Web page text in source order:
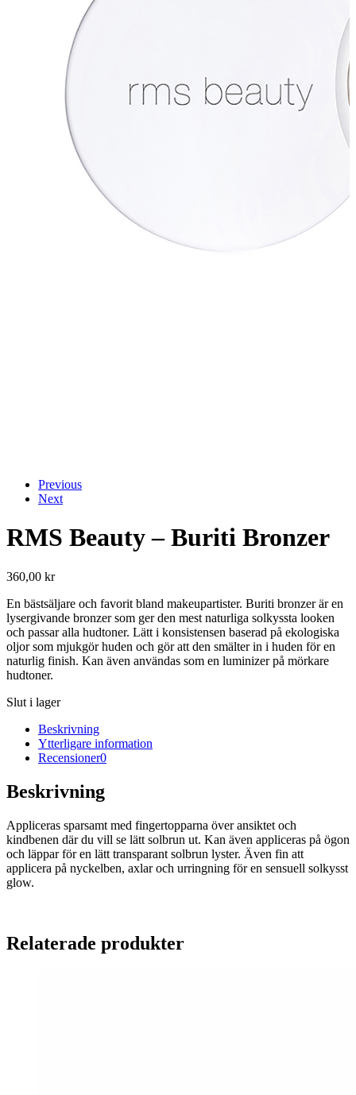
Previous
Next
RMS Beauty – Buriti Bronzer
360,00 kr
En bästsäljare och favorit bland makeupartister. Buriti bronzer är en
lysergivande bronzer som ger den mest naturliga solkyssta looken
och passar alla hudtoner. Lätt i konsistensen baserad på ekologiska
oljor som mjukgör huden och gör att den smälter in i huden för en
naturlig finish. Kan även användas som en luminizer på mörkare
hudtoner.
Slut i lager
Beskrivning
Ytterligare information
Recensioner0
Beskrivning
Appliceras sparsamt med fingertopparna över ansiktet och
kindbenen där du vill se lätt solbrun ut. Kan även appliceras på ögon
och läppar för en lätt transparant solbrun lyster. Även fin att
applicera på nyckelben, axlar och urringning för en sensuell solkysst
glow.
Relaterade produkter